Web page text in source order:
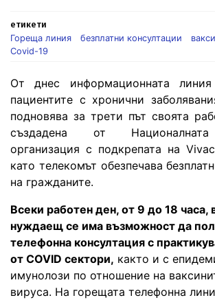
етикети
Гореща линия
безплатни консултации
Covid-19
От днес информационната
пациентите с хронични
подновява за трети път своята
създадена от Националната
организация с подкрепата на
като телекомът обезпечава
на гражданите.
Всеки работен ден, от 9 до 18 часа,
нуждаещ се има възможност да
телефонна консултация с
от COVID сектори, както и с
имунолози по отношение на
вируса. На горещата телефонна